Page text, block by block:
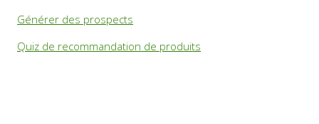
Générer des prospects
Quiz de recommandation de produits